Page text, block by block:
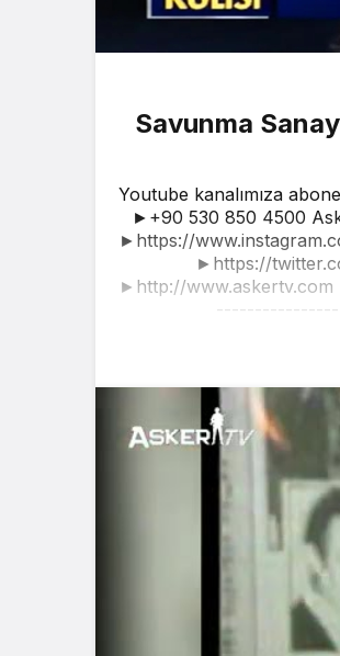
Savunma
Youtube kanalımıza
►+90 530 850 4500
►https://
►https://
►http://www.askertv.com